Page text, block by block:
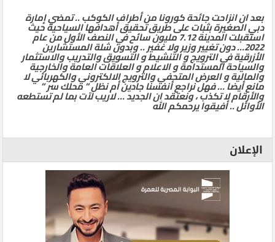
بعد ان انزاحت جائحة كورونا من أطراف الكوكب .. تمضي إمارة
دبي الصغيرة بثبات على طريق تحقيق أهدافها السياحية حيث
استقبلت المدينة 7.12 مليون سائح في النصف الأول من عام
2022… دون تغيير وزير ولا غفير .. وبدون شلة المستشارين
الأزرقية في الترويج و التنشيط و التسويق والتدريب والاستثمار
والسياحة المستدامة و الاعلام و العلاقات العامة والخارجية
والمالية و العرض المتحفي والترويج الالكتروني والكهربائي لا
مانع أيضا … فهل نراجع أنفسنا جادين أم نظل ” محلك سر ”
والأرقام لا تكذب ، ونعتقد ان الجديد … لاريب لآت بما لم تستطعه
الأوائل .. أفيقوا يرحمكم الله
الإعلان